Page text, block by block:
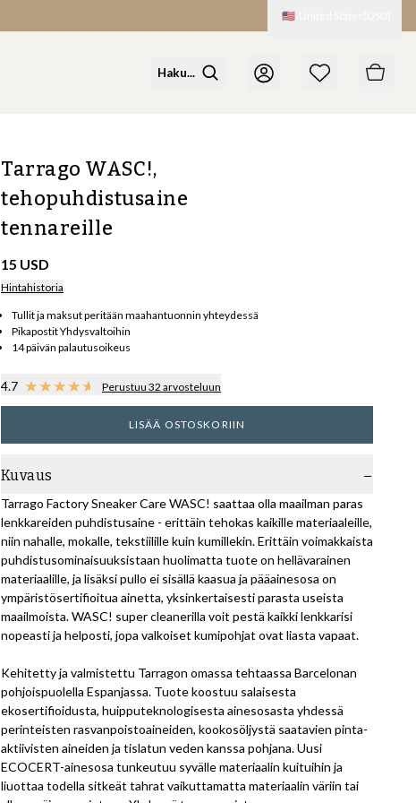
🇺🇸
Tarrago WASC!,
tehopuhdistusaine
tennareille
15 USD
Hintahistoria
Tullit ja maksut peritään maahantuonnin yhteydessä
Pikapostit Yhdysvaltoihin
14 päivän palautusoikeus
4.7 Perustuu 32 arvosteluun
LISÄÄ OSTOSKORIIN
Kuvaus
Tarrago Factory Sneaker Care WASC! saattaa olla maailman paras
lenkkareiden puhdistusaine - erittäin tehokas kaikille materiaaleille,
niin nahalle, mokalle, tekstiilille kuin kumillekin. Erittäin voimakkaista
puhdistusominaisuuksistaan huolimatta tuote on hellävarainen
materiaalille, ja lisäksi pullo ei sisällä kaasua ja pääainesosa on
ympäristösertifioitua ainetta, yksinkertaisesti parasta useista
maailmoista. WASC! super cleanerilla voit pestä kaikki lenkkarisi
nopeasti ja helposti, jopa valkoiset kumipohjat ovat liasta vapaat.
Kehitetty ja valmistettu Tarragon omassa tehtaassa Barcelonan
pohjoispuolella Espanjassa. Tuote koostuu salaisesta
ekosertifioidusta, huipputeknologisesta ainesosasta yhdessä
perinteisten rasvanpoistoaineiden, kookosöljystä saatavien pinta-
aktiivisten aineiden ja tislatun veden kanssa pohjana. Uusi
ECOCERT-ainesosa tunkeutuu syvälle materiaalin kuituihin ja
liuottaa todella sitkeät tahrat vaikuttamatta materiaalin väriin tai